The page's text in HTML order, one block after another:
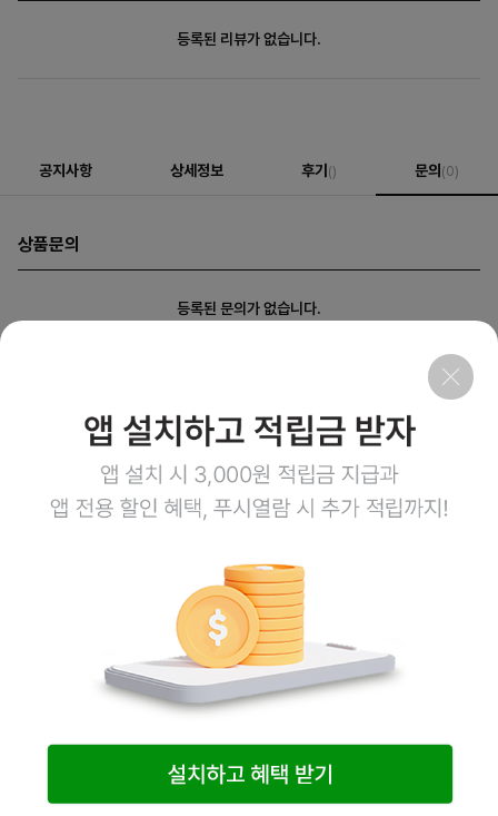
등록된 리뷰가 없습니다.
공지사항 상세정보 후기() 문의(0)
상품문의
등록된 문의가 없습니다.
주식회사 엠오유통 사업자정보
평일 08:00~17:00
토요일 08:00~12:00